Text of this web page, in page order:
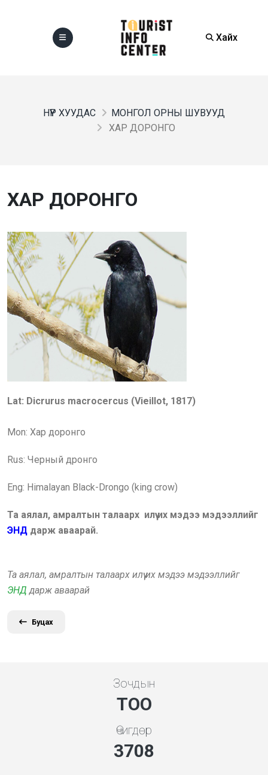
Хайх
НҮҮР ХУУДАС
МОНГОЛ ОРНЫ ШУВУУД
ХАР ДОРОНГО
ХАР ДОРОНГО
Lat: Dicrurus macrocercus (Vieillot, 1817)
Mon: Хар доронго
Rus: Черный дронго
Eng: Himalayan Black-Drongo (king crow)
Та аялал, амралтын талаарх илүү их мэдээ мэдээллийг
ЭНД дарж аваарай.
Та аялал, амралтын талаарх илүү их мэдээ мэдээллийг
ЭНД дарж аваарай
Буцах
Зочдын
ТОО
Өчигдөр
3994